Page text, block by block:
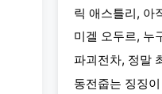
릭 애스틀리, 아
미겔 오두르, 누
파괴전차, 정말
동전줍는 징징